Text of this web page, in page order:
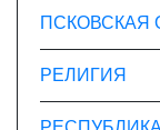
ПСКОВСКАЯ
РЕЛИГИЯ